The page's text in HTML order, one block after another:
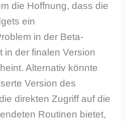
die Hoffnung, dass die
ein
in der Beta-
in der finalen Version
Alternativ könnte
Version des
direkten Zugriff auf die
Routinen bietet,